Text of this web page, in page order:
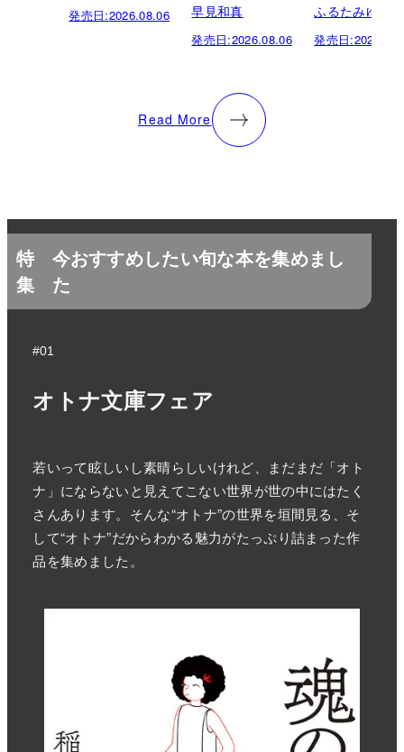
発売日:2026.08.06 早見和真
発売日:2026.08.06
ふるたみゆき
発売日:
Read More
特
集
今おすすめしたい旬な本を集めまし
た
#01
オトナ文庫フェア
若いって眩しいし素晴らしいけれど、まだまだ「オト
ナ」にならないと見えてこない世界が世の中にはたく
さんあります。そんな“オトナ”の世界を垣間見る、そ
して“オトナ”だからわかる魅力がたっぷり詰まった作
品を集めました。